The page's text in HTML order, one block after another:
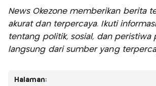
News Okezone memberikan berita
akurat dan terpercaya. Ikuti
tentang politik, sosial, dan peristiwa
langsung dari sumber yang
Halaman: